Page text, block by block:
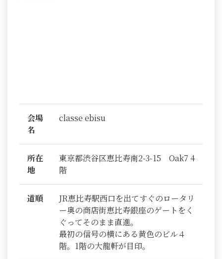
会場
名
classe ebisu
所在
地
東京都渋谷区恵比寿南2-3-15 Oak7 4
階
道順
JR恵比寿駅西口を出てすぐのロータリ
ー奥の商店街恵比寿銀座のゲートをく
ぐってそのまま直進。
最初の信号の横にある黄色のビル４
階。1階の大龍軒が目印。